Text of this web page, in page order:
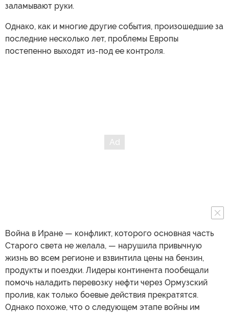
заламывают руки.
Однако, как и многие другие события, произошедшие за
последние несколько лет, проблемы Европы
постепенно выходят из-под ее контроля.
Война в Иране — конфликт, которого основная часть
Старого света не желала, — нарушила привычную
жизнь во всем регионе и взвинтила цены на бензин,
продукты и поездки. Лидеры континента пообещали
помочь наладить перевозку нефти через Ормузский
пролив, как только боевые действия прекратятся.
Однако похоже, что о следующем этапе войны им